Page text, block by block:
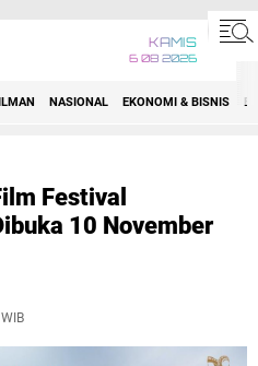
KAMIS
6 08 2026
NASIONAL EKONOMI & BISNIS
Festival
10 November